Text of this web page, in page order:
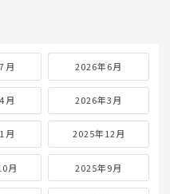
月 2026年6月
月 2026年3月
月 2025年12月
月 2025年9月